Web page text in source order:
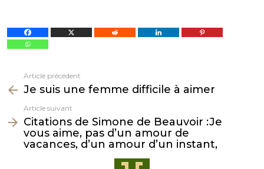
plus
Article précédent
Je suis une femme difficile à aimer
Article suivant
Citations de Simone de Beauvoir :Je
vous aime, pas d’un amour de
vacances, d’un amour d’un instant,